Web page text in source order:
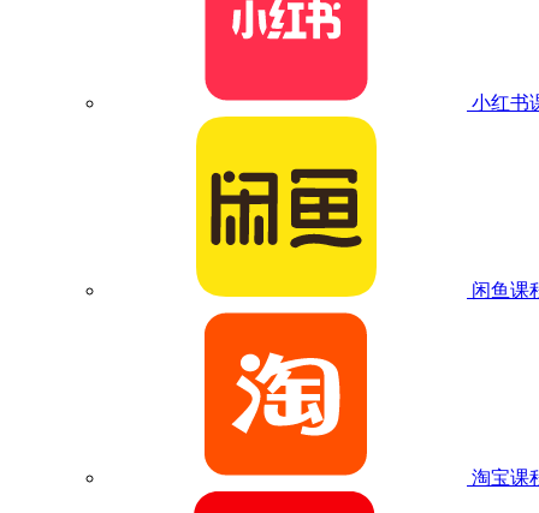
小红书
闲鱼课
淘宝课